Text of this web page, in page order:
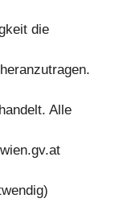
die
Alle